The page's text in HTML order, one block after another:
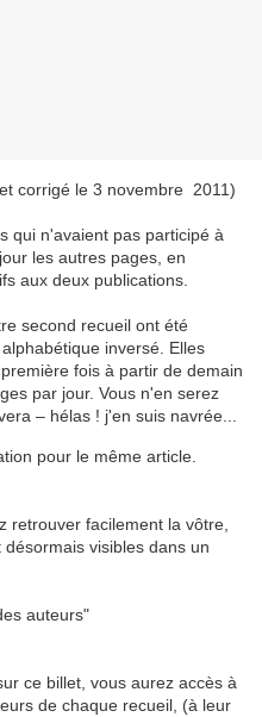
corrigé le 3 novembre 2011)
qui n'avaient pas participé à
les autres pages, en
aux deux publications.
second recueil ont été
inversé. Elles
fois à partir de demain
par jour. Vous n'en serez
– hélas ! j'en suis navrée...
pour le même article.
retrouver facilement la vôtre,
visibles dans un
auteurs"
ce billet, vous aurez accès à
de chaque recueil, (à leur